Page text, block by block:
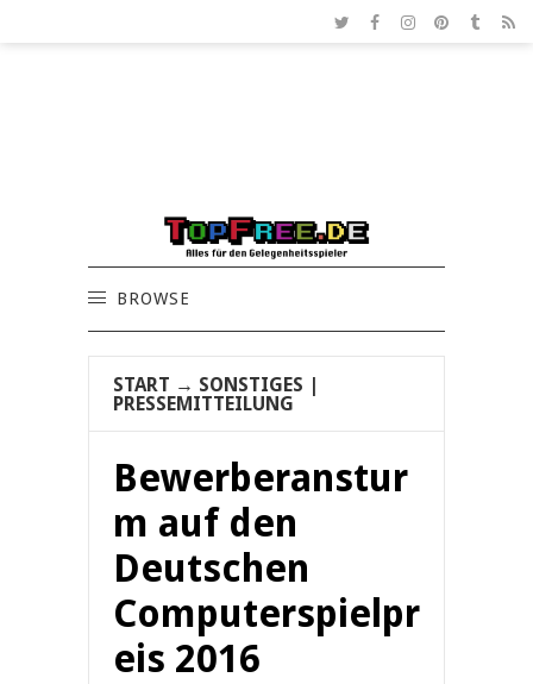
BROWSE
START → SONSTIGES
PRESSEMITTEILUNG
Bewerberanstur
m auf den
Deutschen
Computerspielpr
eis 2016